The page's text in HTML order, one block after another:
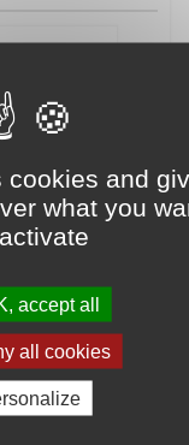
cookies and
what you
accept all
all cookies
oublié ?